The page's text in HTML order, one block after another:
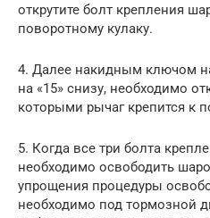
открутите болт крепления
поворотному кулаку.
4. Далее накидным ключом
на «15» снизу, необходимо
которыми рычаг крепится к
5. Когда все три болта
необходимо освободить
упрощения процедуры
необходимо под тормозной